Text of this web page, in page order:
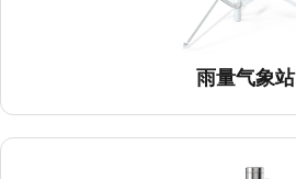
雨量气象站